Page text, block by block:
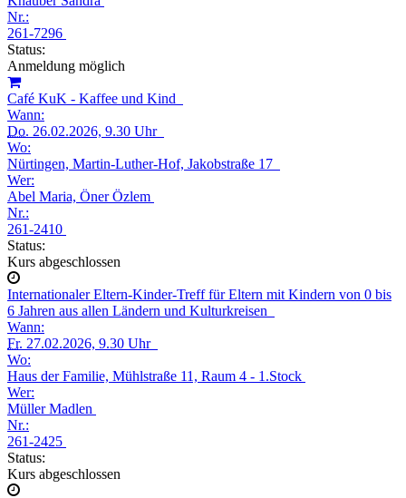
Nr.:
261-7296
Status:
Anmeldung möglich
Café KuK - Kaffee und Kind
Wann:
Do. 26.02.2026, 9.30 Uhr
Wo:
Nürtingen, Martin-Luther-Hof, Jakobstraße 17
Wer:
Abel Maria, Öner Özlem
Nr.:
261-2410
Status:
Kurs abgeschlossen
Internationaler Eltern-Kinder-Treff für Eltern mit Kindern von 0 bis
6 Jahren aus allen Ländern und Kulturkreisen
Wann:
Fr. 27.02.2026, 9.30 Uhr
Wo:
Haus der Familie, Mühlstraße 11, Raum 4 - 1.Stock
Wer:
Müller Madlen
Nr.:
261-2425
Status:
Kurs abgeschlossen